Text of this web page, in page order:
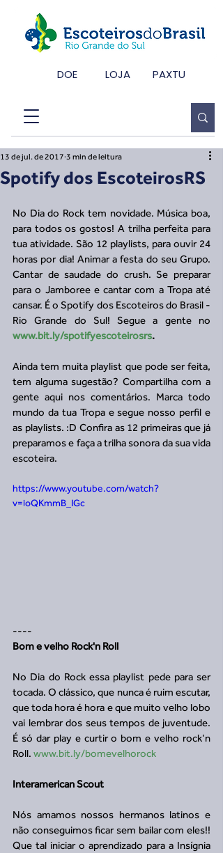
DOE LOJA PAXTU
Spotify dos EscoteirosRS
13 de jul. de 2017 3 min de leitura
No Dia do Rock tem novidade. Música boa,
para todos os gostos! A trilha perfeita para
tua atividade. São 12 playlists, para ouvir 24
horas por dia! Animar a festa do seu Grupo.
Cantar de saudade do crush. Se preparar
para o Jamboree e cantar com a Tropa até
cansar. É o Spotify dos Escoteiros do Brasil -
www.bit.ly/spotifyescoteirosrs.
Ainda tem muita playlist que pode ser feita,
tem alguma sugestão? Compartilha com a
gente aqui nos comentários. Marca todo
mundo da tua Tropa e segue nosso perfil e
as playlists. :D Confira as 12 primeiras que já
preparamos e faça a trilha sonora da sua vida
escoteira.
https://www.youtube.com/watch?
v=ioQKmmB_IGc
----
Bom e velho Rock'n Roll
No Dia do Rock essa playlist pede para ser
tocada. O clássico, que nunca é ruim escutar,
que toda hora é hora e que muito velho lobo
vai lembrar dos seus tempos de juventude.
É só dar play e curtir o bom e velho rock’n
Roll. www.bit.ly/bomevelhorock
Interamerican Scout
Nós amamos nossos hermanos latinos e
não conseguimos ficar sem bailar com eles!!
Que tal iniciar o aprendizado para a Insígnia